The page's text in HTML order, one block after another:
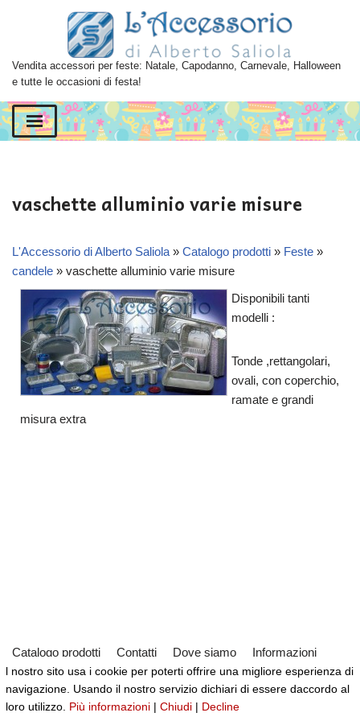
al
contenuto
Vendita accessori per feste: Natale, Capodanno, Carnevale, Halloween
e tutte le occasioni di festa!
vaschette alluminio varie misure
L'Accessorio di Alberto Saliola » Catalogo prodotti » Feste »
candele » vaschette alluminio varie misure
Disponibili tanti
modelli :
Tonde ,rettangolari,
ovali, con coperchio,
ramate e grandi
misura extra
Catalogo prodotti Contatti Dove siamo
Informazioni
Partner
Servizi Virtual Tour del Negozio
Neve| Powered byWordPress
l nostro sito usa i cookie per poterti offrire una migliore esperienza di
navigazione. Usando il nostro servizio dichiari di essere daccordo al
loro utilizzo. Più informazioni | Chiudi | Decline